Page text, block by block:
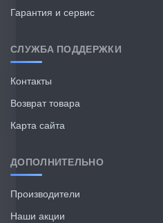
Гарантия и сервис
СЛУЖБА ПОДДЕРЖКИ
Контакты
Возврат товара
Карта сайта
ДОПОЛНИТЕЛЬНО
Производители
Наши акции